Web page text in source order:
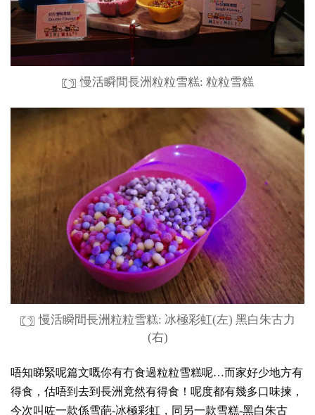
慢活瞬間長洲粒粒雪糕: 粒粒雪糕
慢活瞬間長洲粒粒雪糕: 冰極彩虹(左) 黑白朱古力
(右)
唔知睇緊呢篇文嘅你有冇食過粒粒雪糕呢…而家好少地方有
得食，估唔到去到長洲竟然有得食！呢度都有幾多口味揀，
今次叫咗一款係雪葩-冰極彩虹，同另一款雪糕-黑白朱古